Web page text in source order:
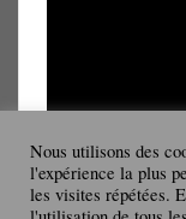
00:00
Nous utilisons des
l'expérience la plus
les visites répétées.